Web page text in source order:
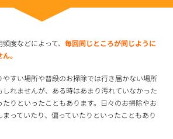
度などによって、 毎回同じところが同じように
。
すい場所や普段のお掃除では行き届かない場所
れませんが、ある時はあまり汚れていなかった
たりといったこともあります。日々のお掃除やお
っていたり、偏っていたりといったこともあり